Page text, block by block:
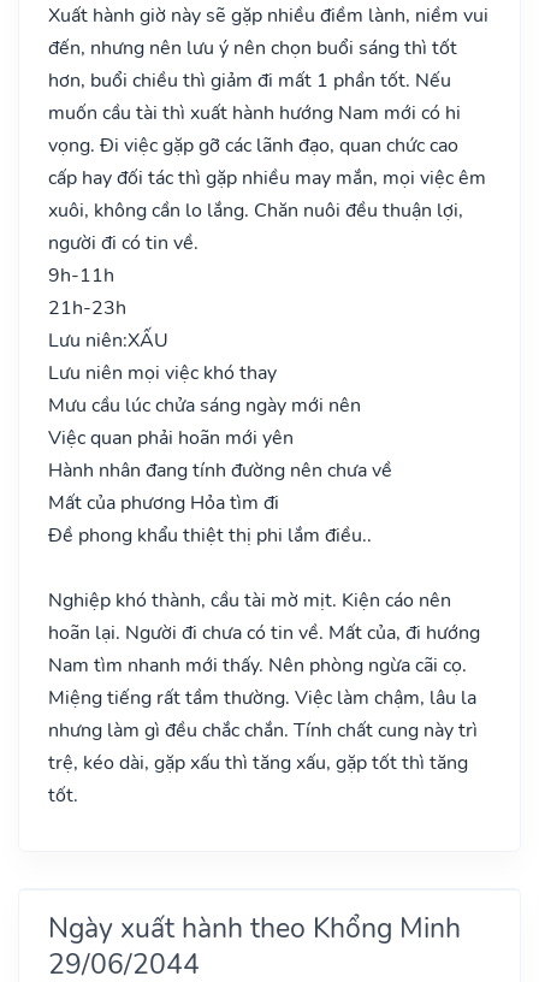
Xuất hành giờ này sẽ gặp nhiều điềm lành, niềm vui
đến, nhưng nên lưu ý nên chọn buổi sáng thì tốt
hơn, buổi chiều thì giảm đi mất 1 phần tốt. Nếu
muốn cầu tài thì xuất hành hướng Nam mới có hi
vọng. Đi việc gặp gỡ các lãnh đạo, quan chức cao
cấp hay đối tác thì gặp nhiều may mắn, mọi việc êm
xuôi, không cần lo lắng. Chăn nuôi đều thuận lợi,
người đi có tin về.
9h-11h
21h-23h
Lưu niên:XẤU
Lưu niên mọi việc khó thay
Mưu cầu lúc chửa sáng ngày mới nên
Việc quan phải hoãn mới yên
Hành nhân đang tính đường nên chưa về
Mất của phương Hỏa tìm đi
Đề phong khẩu thiệt thị phi lắm điều..
Nghiệp khó thành, cầu tài mờ mịt. Kiện cáo nên
hoãn lại. Người đi chưa có tin về. Mất của, đi hướng
Nam tìm nhanh mới thấy. Nên phòng ngừa cãi cọ.
Miệng tiếng rất tầm thường. Việc làm chậm, lâu la
nhưng làm gì đều chắc chắn. Tính chất cung này trì
trệ, kéo dài, gặp xấu thì tăng xấu, gặp tốt thì tăng
tốt.
Ngày xuất hành theo Khổng Minh
29/06/2044